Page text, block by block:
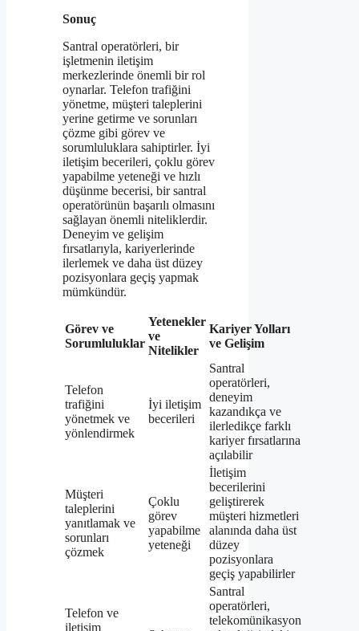
Sonuç
Santral operatörleri, bir
işletmenin iletişim
merkezlerinde önemli bir rol
oynarlar. Telefon trafiğini
yönetme, müşteri taleplerini
yerine getirme ve sorunları
çözme gibi görev ve
sorumluluklara sahiptirler. İyi
iletişim becerileri, çoklu görev
yapabilme yeteneği ve hızlı
düşünme becerisi, bir santral
operatörünün başarılı olmasını
sağlayan önemli niteliklerdir.
Deneyim ve gelişim
fırsatlarıyla, kariyerlerinde
ilerlemek ve daha üst düzey
pozisyonlara geçiş yapmak
mümkündür.
Görev ve
Sorumluluklar
Yetenekler
ve
Nitelikler
Kariyer Yolları
ve Gelişim
Telefon
trafiğini
yönetmek ve
yönlendirmek
İyi iletişim
becerileri
Santral
operatörleri,
deneyim
kazandıkça ve
ilerledikçe farklı
kariyer fırsatlarına
açılabilir
Müşteri
taleplerini
yanıtlamak ve
sorunları
çözmek
Çoklu
görev
yapabilme
yeteneği
İletişim
becerilerini
geliştirerek
müşteri hizmetleri
alanında daha üst
düzey
pozisyonlara
geçiş yapabilirler
Telefon ve
iletişim
Santral
operatörleri,
telekomünikasyon